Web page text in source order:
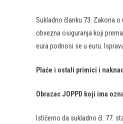
​Sukladno članku 73. Zakona
obvezna osiguranja koji
eura podnosi se u euru.
Plaće i ostali primici i
Obrazac JOPPD koji ima
Ističemo da sukladno čl. 77.